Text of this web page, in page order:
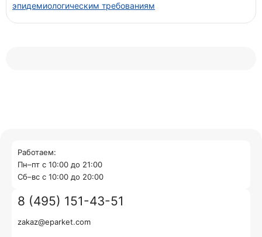
эпидемиологическим требованиям
Работаем:
Пн–пт с 10:00 до 21:00
Cб–вс с 10:00 до 20:00
8 (495) 151-43-51
zakaz@eparket.com